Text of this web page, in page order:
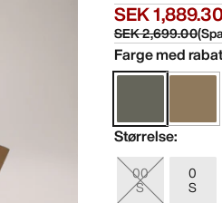
SEK
SEK 2,699.00(
Farge med
Størrelse:
00
S
0
S